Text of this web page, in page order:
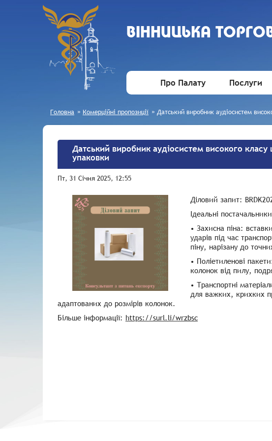
ВIННИЦЬКА
Про Палату Послуги
Головна » Комерційні пропозиції » Датський виробник аудіосистем
Датський виробник аудіосистем високого класу
упаковки
Пт, 31 Січня 2025, 12:55
Діловий запит:
Ідеальні
• Захисна піна:
ударів під час
піну, нарізану до
• Поліетиленові
колонок від пилу,
• Транспортні
для важких, крихких
адаптованих до розмірів колонок.
Більше інформації: https://surl.li/wrzbsc